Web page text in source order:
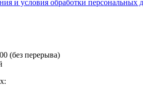
и условия обработки персональных
(без перерыва)